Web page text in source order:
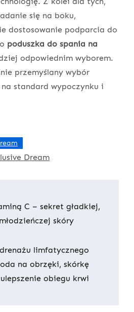
się na boku,
dostosowanie podparcia do
poduszka do spania na
odpowiednim wyborem.
przemyślany wybór
standard wypoczynku i
Dream
C – sekret gładkiej,
skóry
limfatycznego
na obrzęki, skórkę
obiegu krwi